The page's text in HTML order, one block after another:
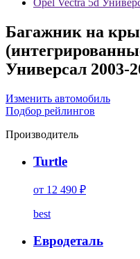
Opel Vectra 5d
Багажник на
Универсал 2003-
Изменить автомобиль
Подбор рейлингов
Производитель
Turtle
от 12 490 ₽
best
Евродеталь